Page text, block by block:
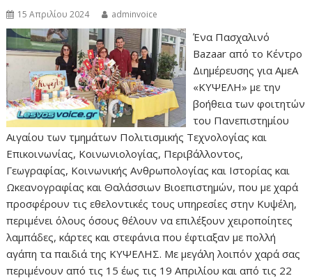
15 Απριλίου 2024 adminvoice
Ένα Πασχαλινό
Bazaar από το Κέντρο
Διημέρευσης για ΑμεΑ
«ΚΥΨΕΛΗ» με την
βοήθεια των φοιτητών
του Πανεπιστημίου
Αιγαίου των τμημάτων Πολιτισμικής Τεχνολογίας και
Επικοινωνίας, Κοινωνιολογίας, Περιβάλλοντος,
Γεωγραφίας, Κοινωνικής Ανθρωπολογίας και Ιστορίας και
Ωκεανογραφίας και Θαλάσσιων Βιοεπιστημών, που με χαρά
προσφέρουν τις εθελοντικές τους υπηρεσίες στην Κυψέλη,
περιμένει όλους όσους θέλουν να επιλέξουν χειροποίητες
λαμπάδες, κάρτες και στεφάνια που έφτιαξαν με πολλή
αγάπη τα παιδιά της ΚΥΨΕΛΗΣ. Με μεγάλη λοιπόν χαρά σας
περιμένουν από τις 15 έως τις 19 Απριλίου και από τις 22